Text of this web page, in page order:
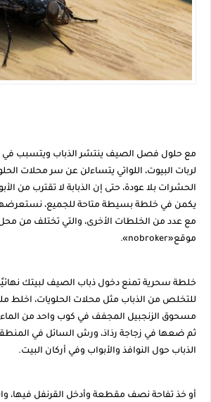
مع حلول فصل الصيف ينتشر الذباب ويتسبب في
لربات البيوت، اللواتي يتساءلن عن سر محلات
الحشرات بلا عودة، حتى إن الذبابة لا تقترب من
يكمن في خلطة بسيطة متاحة للجميع، نستعرضها
مع عدد من الخلطات الأخرى، والتي تختلف من
موقع«nobroker».
خلطة سحرية تمنع دخول ذباب الصيف لبيتك
للتخلص من الذباب مثل محلات الحلويات، اخلط
مسحوق الزنجبيل المجفف في كوب واحد من الماء
ثم ضعها في زجاجة رذاذ، ورش السائل في
الذباب حول النوافذ والأبواب وفي أركان البيت.
أو خذ تفاحة نصف مقطعة وأدخل القرنفل فيها،